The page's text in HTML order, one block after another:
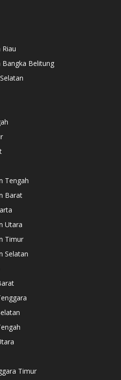
Bangka Belitung
Tengah
Barat
Utara
Timur
Selatan
Timur